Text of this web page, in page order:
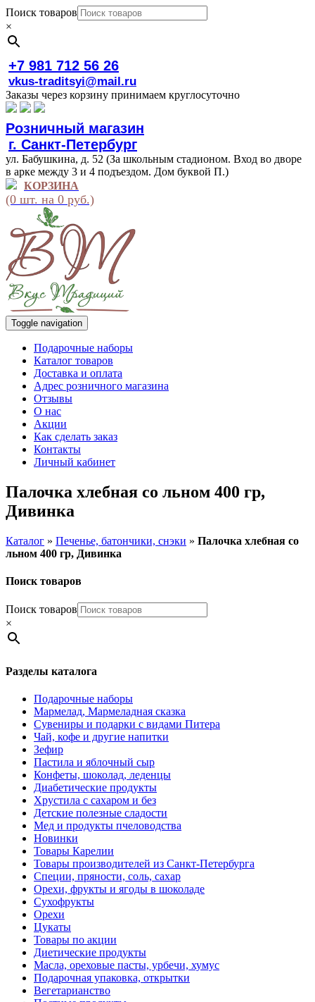
Поиск товаров
×
+7 981 712 56 26
vkus-traditsyi@mail.ru
Заказы через корзину принимаем круглосуточно
Розничный магазин
г. Санкт-Петербург
ул. Бабушкина, д. 52 (За школьным стадионом. Вход во дворе
в арке между 3 и 4 подъездом. Дом буквой П.)
КОРЗИНА
(0 шт. на 0 руб.)
Toggle navigation
Подарочные наборы
Каталог товаров
Доставка и оплата
Адрес розничного магазина
Отзывы
О нас
Акции
Как сделать заказ
Контакты
Личный кабинет
Палочка хлебная со льном 400 гр,
Дивинка
Каталог » Печенье, батончики, снэки » Палочка хлебная со
льном 400 гр, Дивинка
Поиск товаров
Поиск товаров
×
Разделы каталога
Подарочные наборы
Мармелад, Мармеладная сказка
Сувениры и подарки с видами Питера
Чай, кофе и другие напитки
Зефир
Пастила и яблочный сыр
Конфеты, шоколад, леденцы
Диабетические продукты
Хрустила с сахаром и без
Детские полезные сладости
Мед и продукты пчеловодства
Новинки
Товары Карелии
Товары производителей из Санкт-Петербурга
Специи, пряности, соль, сахар
Орехи, фрукты и ягоды в шоколаде
Сухофрукты
Орехи
Цукаты
Товары по акции
Диетические продукты
Масла, ореховые пасты, урбечи, хумус
Подарочная упаковка, открытки
Вегетарианство